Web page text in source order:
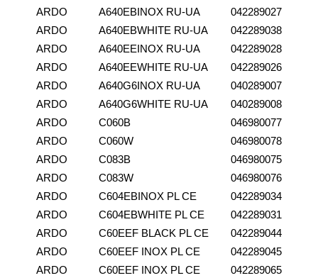
ARDO
A640EBINOX RU-UA
042289027
ARDO
A640EBWHITE RU-UA
042289038
ARDO
A640EEINOX RU-UA
042289028
ARDO
A640EEWHITE RU-UA
042289026
ARDO
A640G6INOX RU-UA
040289007
ARDO
A640G6WHITE RU-UA
040289008
ARDO
C060B
046980077
ARDO
C060W
046980078
ARDO
C083B
046980075
ARDO
C083W
046980076
ARDO
C604EBINOX PL CE
042289034
ARDO
C604EBWHITE PL CE
042289031
ARDO
C60EEF BLACK PL CE
042289044
ARDO
C60EEF INOX PL CE
042289045
ARDO
C60EEF INOX PL CE
042289065